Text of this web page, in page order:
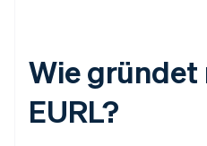
Wie gründet
EURL?